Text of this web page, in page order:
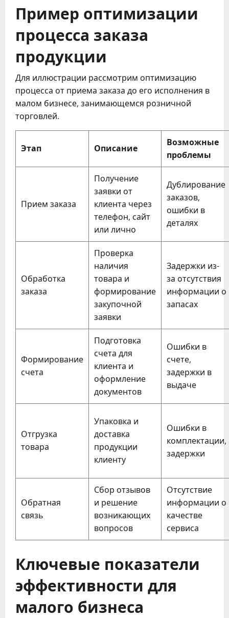
Пример оптимизации
процесса заказа
продукции
Для иллюстрации рассмотрим оптимизацию
процесса от приема заказа до его исполнения в
малом бизнесе, занимающемся розничной
торговлей.
Этап Описание
Возможные
проблемы
Прием заказа
Получение
заявки от
клиента через
телефон, сайт
или лично
Дублирование
заказов,
ошибки в
деталях
Обработка
заказа
Проверка
наличия
товара и
формирование
закупочной
заявки
Задержки из-
за отсутствия
информации о
запасах
Формирование
счета
Подготовка
счета для
клиента и
оформление
документов
Ошибки в
счете,
задержки в
выдаче
Отгрузка
товара
Упаковка и
доставка
продукции
клиенту
Ошибки в
комплектации,
задержки
Обратная
связь
Сбор отзывов
и решение
возникающих
вопросов
Отсутствие
информации о
качестве
сервиса
Ключевые показатели
эффективности для
малого бизнеса